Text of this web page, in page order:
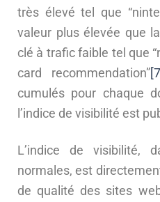
très élevé tel que
valeur plus élevée que
clé à trafic faible tel que
card recommendation”
cumulés pour chaque
l’indice de visibilité est
L’indice de visibilité,
normales, est
de qualité des sites